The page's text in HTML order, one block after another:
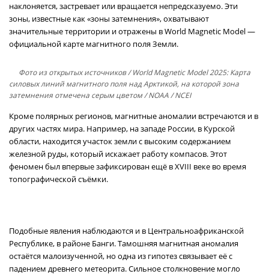
наклоняется, застревает или вращается непредсказуемо. Эти
зоны, известные как «зоны затемнения», охватывают
значительные территории и отражены в World Magnetic Model —
официальной карте магнитного поля Земли.
Фото из открытых источников/ World Magnetic Model 2025: Карта
силовых линий магнитного поля над Арктикой, на которой зона
затемнения отмечена серым цветом / NOAA / NCEI
Кроме полярных регионов, магнитные аномалии встречаются и в
других частях мира. Например, на западе России, в Курской
области, находится участок земли с высоким содержанием
железной руды, который искажает работу компасов. Этот
феномен был впервые зафиксирован ещё в XVIII веке во время
топографической съёмки.
Подобные явления наблюдаются и в Центральноафриканской
Республике, в районе Банги. Тамошняя магнитная аномалия
остаётся малоизученной, но одна из гипотез связывает её с
падением древнего метеорита. Сильное столкновение могло